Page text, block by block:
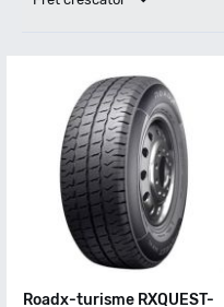
Roadx-turisme RXQUEST-